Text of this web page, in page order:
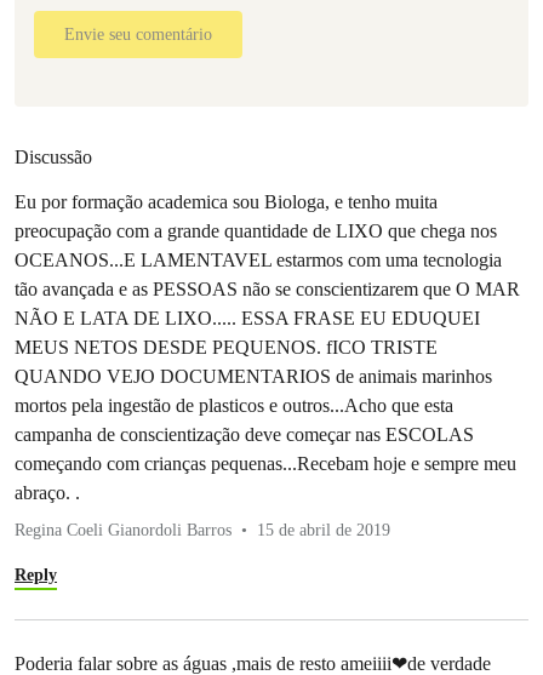
Envie seu comentário
Discussão
Eu por formação academica sou Biologa, e tenho muita
preocupação com a grande quantidade de LIXO que chega nos
OCEANOS...E LAMENTAVEL estarmos com uma tecnologia
tão avançada e as PESSOAS não se conscientizarem que O MAR
NÃO E LATA DE LIXO..... ESSA FRASE EU EDUQUEI
MEUS NETOS DESDE PEQUENOS. fICO TRISTE
QUANDO VEJO DOCUMENTARIOS de animais marinhos
mortos pela ingestão de plasticos e outros...Acho que esta
campanha de conscientização deve começar nas ESCOLAS
começando com crianças pequenas...Recebam hoje e sempre meu
abraço. .
Regina Coeli Gianordoli Barros 15 de abril de 2019
Reply
Poderia falar sobre as águas ,mais de resto ameiiii❤de verdade